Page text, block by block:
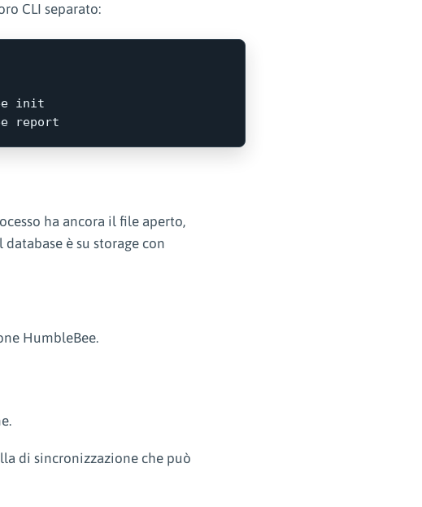
CLI separato:
ha ancora il file aperto,
è su storage con
HumbleBee.
di sincronizzazione che può